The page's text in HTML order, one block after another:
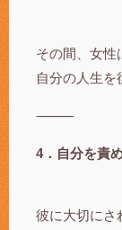
その間、女性
自分の人生を
⸻
4．自分を責
彼に大切にさ